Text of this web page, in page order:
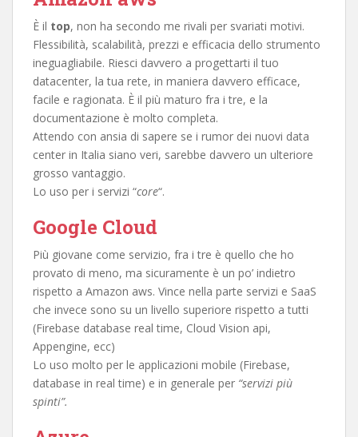
È il top, non ha secondo me rivali per svariati motivi.
Flessibilità, scalabilità, prezzi e efficacia dello strumento
ineguagliabile. Riesci davvero a progettarti il tuo
datacenter, la tua rete, in maniera davvero efficace,
facile e ragionata. È il più maturo fra i tre, e la
documentazione è molto completa.
Attendo con ansia di sapere se i rumor dei nuovi data
center in Italia siano veri, sarebbe davvero un ulteriore
grosso vantaggio.
Lo uso per i servizi “core“.
Google Cloud
Più giovane come servizio, fra i tre è quello che ho
provato di meno, ma sicuramente è un po’ indietro
rispetto a Amazon aws. Vince nella parte servizi e SaaS
che invece sono su un livello superiore rispetto a tutti
(Firebase database real time, Cloud Vision api,
Appengine, ecc)
Lo uso molto per le applicazioni mobile (Firebase,
database in real time) e in generale per “servizi più
spinti”.